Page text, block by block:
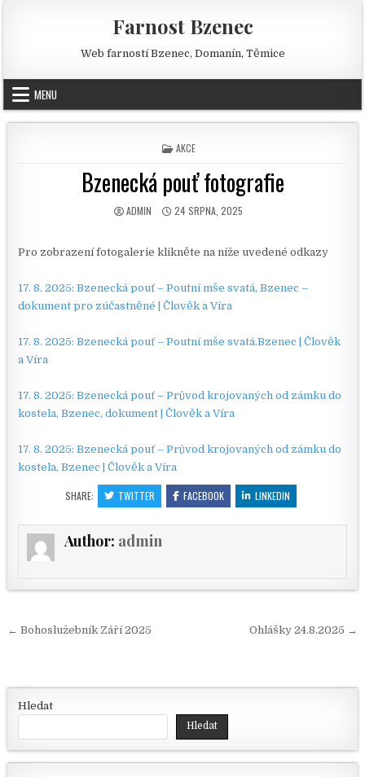
Farnost Bzenec
Web farností Bzenec, Domanín, Těmice
MENU
POSTED IN
AKCE
Bzenecká pouť fotografie
AUTHOR:
ADMIN PUBLISHED DATE:
24 SRPNA, 2025
Pro zobrazení fotogalerie klikněte na níže uvedené odkazy
17. 8. 2025: Bzenecká pouť – Poutní mše svatá, Bzenec –
dokument pro zúčastněné | Člověk a Víra
17. 8. 2025: Bzenecká pouť – Poutní mše svatá.Bzenec | Člověk
a Víra
17. 8. 2025: Bzenecká pouť – Průvod krojovaných od zámku do
kostela, Bzenec, dokument | Člověk a Víra
17. 8. 2025: Bzenecká pouť – Průvod krojovaných od zámku do
kostela, Bzenec | Člověk a Víra
SHARE: TWITTER FACEBOOK LINKEDIN
Author: admin
Navigace pro příspěvekOhlášky 24.8.2025 →
← Bohoslužebník Září 2025
Hledat
Hledat